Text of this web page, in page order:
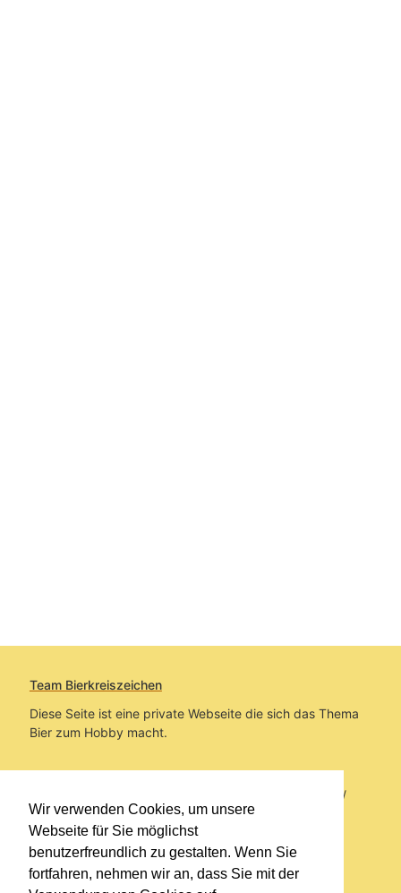
Wir verwenden Cookies, um unsere
Webseite für Sie möglichst
benutzerfreundlich zu gestalten. Wenn Sie
fortfahren, nehmen wir an, dass Sie mit der
Team Bierkreiszeichen
Diese Seite ist eine private Webseite die sich das Thema
Bier zum Hobby macht.
Sie befinden sich auf https://www.bierkreiszeichen.at/
im Pfad:Bierkreiszeichen/Gesammelte Biere
Erstellt: 2026-08-08